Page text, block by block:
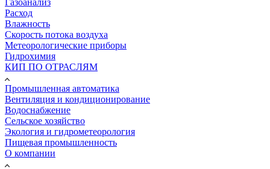
Газоанализ
Расход
Влажность
Скорость потока воздуха
Метеорологические приборы
Гидрохимия
КИП ПО ОТРАСЛЯМ
Промышленная автоматика
Вентиляция и кондиционирование
Водоснабжение
Сельское хозяйство
Экология и гидрометеорология
Пищевая промышленность
О компании